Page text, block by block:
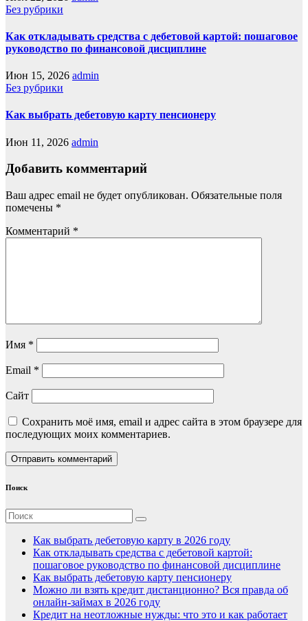
Без рубрики
Как откладывать средства с дебетовой картой: пошаговое
руководство по финансовой дисциплине
Июн 15, 2026 admin
Без рубрики
Как выбрать дебетовую карту пенсионеру
Июн 11, 2026 admin
Добавить комментарий
Ваш адрес email не будет опубликован. Обязательные поля
помечены *
Комментарий *
Имя *
Email *
Сайт
Сохранить моё имя, email и адрес сайта в этом браузере для
последующих моих комментариев.
Поиск
Как выбрать дебетовую карту в 2026 году
Как откладывать средства с дебетовой картой:
пошаговое руководство по финансовой дисциплине
Как выбрать дебетовую карту пенсионеру
Можно ли взять кредит дистанционно? Вся правда об
онлайн-займах в 2026 году
Кредит на неотложные нужды: что это и как работает